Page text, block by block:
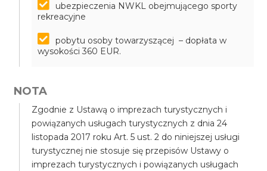
ubezpieczenia NWKL obejmującego sporty
rekreacyjne
pobytu osoby towarzyszącej – dopłata w
wysokości 360 EUR.
NOTA
Zgodnie z Ustawą o imprezach turystycznych i
powiązanych usługach turystycznych z dnia 24
listopada 2017 roku Art. 5 ust. 2 do niniejszej usługi
turystycznej nie stosuje się przepisów Ustawy o
imprezach turystycznych i powiązanych usługach